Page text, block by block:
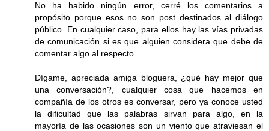
No ha habido ningún error, cerré los comentarios a
propósito porque esos no son post destinados al diálogo
público. En cualquier caso, para ellos hay las vías privadas
de comunicación si es que alguien considera que debe de
comentar algo al respecto.
Dígame, apreciada amiga bloguera, ¿qué hay mejor que
una conversación?, cualquier cosa que hacemos en
compañía de los otros es conversar, pero ya conoce usted
la dificultad que las palabras sirvan para algo, en la
mayoría de las ocasiones son un viento que atraviesan el